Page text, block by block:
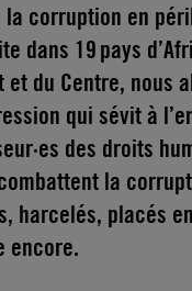
la corruption en
dans 19 pays
et du Centre, nous
qui sévit à
des droits
la
harcelés, placés
encore.